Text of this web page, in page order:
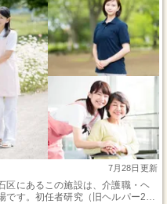
7月28日更新
区にあるこの施設は、介護職・ヘ
です。初任者研究（旧ヘルパー2